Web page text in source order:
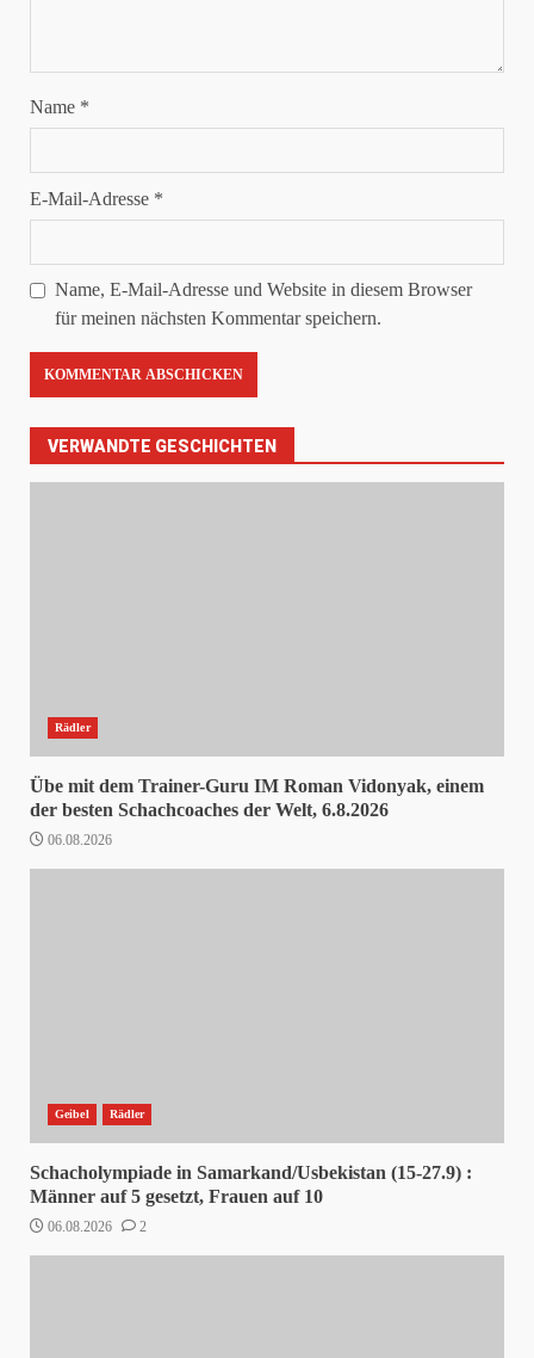
Name *
E-Mail-Adresse *
Name, E-Mail-Adresse und Website in diesem Browser
für meinen nächsten Kommentar speichern.
VERWANDTE GESCHICHTEN
Rädler
Übe mit dem Trainer-Guru IM Roman Vidonyak, einem
der besten Schachcoaches der Welt, 6.8.2026
06.08.2026
Geibel Rädler
Schacholympiade in Samarkand/Usbekistan (15-27.9) :
Männer auf 5 gesetzt, Frauen auf 10
06.08.2026 2